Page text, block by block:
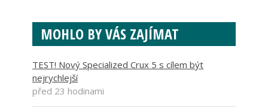
MOHLO BY VÁS ZAJÍMAT
TEST! Nový Specialized Crux 5 s cílem být
nejrychlejší
před 23 hodinami